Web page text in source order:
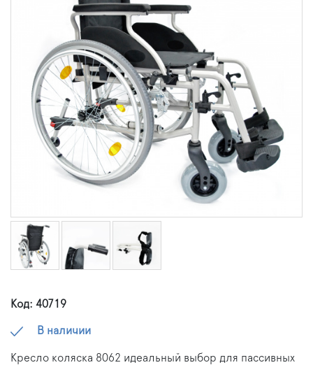
Код: 40719
В наличии
Кресло коляска 8062 идеальный выбор для пассивных